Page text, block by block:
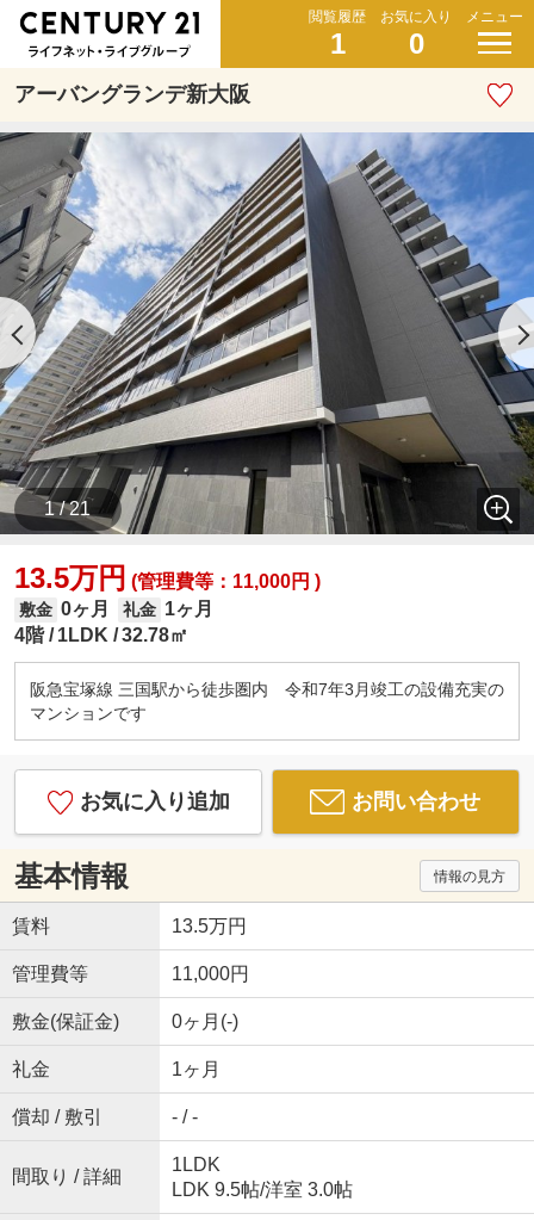
閲覧履歴
1
お気に入り
0
メニュー
アーバングランデ新大阪
1 / 21
13.5万円 (管理費等：11,000円 )
敷金 0ヶ月 礼金 1ヶ月
4階
1LDK 32.78㎡
阪急宝塚線 三国駅から徒歩圏内 令和7年3月竣工の設備充実の
マンションです
お気に入り追加 お問い合わせ
基本情報 情報の見方
賃料 13.5万円
管理費等 11,000円
敷金(保証金) 0ヶ月(-)
礼金 1ヶ月
償却 / 敷引 - / -
間取り / 詳細
1LDK
LDK 9.5帖/洋室 3.0帖